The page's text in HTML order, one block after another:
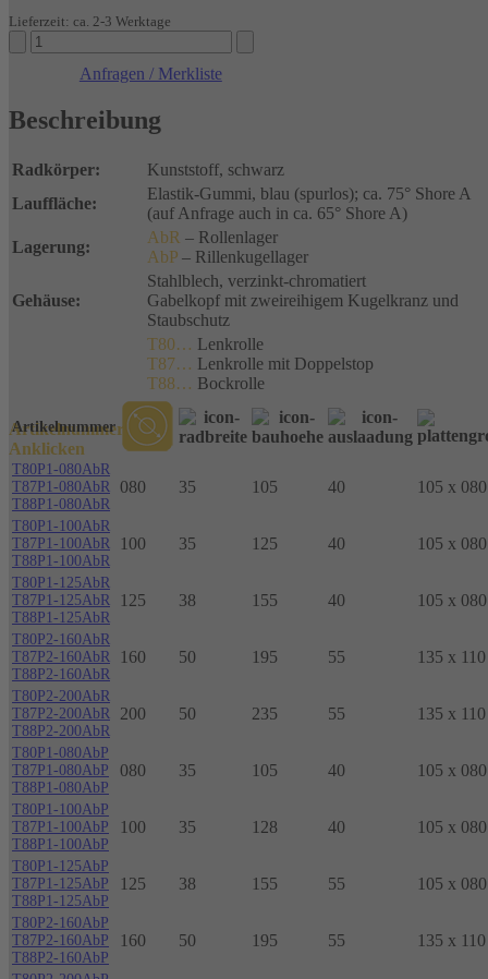
Lieferzeit: ca. 2-3 Werktage
Transportgeräterollen
Elastik-
bis
Anfragen / Merkliste
Beschreibung
Radkörper:
Kunststoff, schwarz
Lauffläche:
Elastik-Gummi, blau (spurlos); ca. 75° Shore A
(auf Anfrage auch in ca. 65° Shore A)
Lagerung:
AbR – Rollenlager
AbP – Rillenkugellager
Gehäuse:
Stahlblech, verzinkt-chromatiert
Gabelkopf mit zweireihigem Kugelkranz und
Staubschutz
T80… Lenkrolle
T87… Lenkrolle mit Doppelstop
T88… Bockrolle
Artikelnummer
Anklicken
Artikelnummer
T80P1-080AbR
T87P1-080AbR
T88P1-080AbR
080 35 105 40 105 x 080
T80P1-100AbR
T87P1-100AbR
T88P1-100AbR
100 35 125 40 105 x 080
T80P1-125AbR
T87P1-125AbR
T88P1-125AbR
125 38 155 40 105 x 080
T80P2-160AbR
T87P2-160AbR
T88P2-160AbR
160 50 195 55 135 x 110
T80P2-200AbR
T87P2-200AbR
T88P2-200AbR
200 50 235 55 135 x 110
T80P1-080AbP
T87P1-080AbP
T88P1-080AbP
080 35 105 40 105 x 080
T80P1-100AbP
T87P1-100AbP
T88P1-100AbP
100 35 128 40 105 x 080
T80P1-125AbP
T87P1-125AbP
T88P1-125AbP
125 38 155 55 105 x 080
T80P2-160AbP
T87P2-160AbP
T88P2-160AbP
160 50 195 55 135 x 110